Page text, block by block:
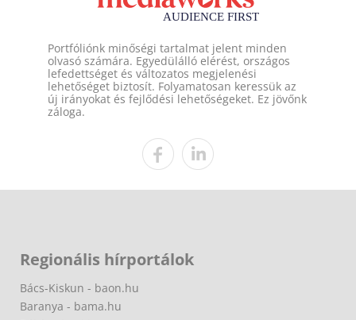
Portfóliónk minőségi tartalmat jelent minden
olvasó számára. Egyedülálló elérést, országos
lefedettséget és változatos megjelenési
lehetőséget biztosít. Folyamatosan keressük az
új irányokat és fejlődési lehetőségeket. Ez jövőnk
záloga.
Regionális hírportálok
Bács-Kiskun - baon.hu
Baranya - bama.hu